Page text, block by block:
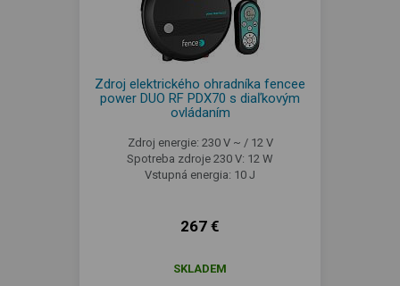
Zdroj elektrického ohradníka fencee
power DUO RF PDX70 s diaľkovým
ovládaním
Zdroj energie: 230 V ~ / 12 V
Spotreba zdroje 230 V: 12 W
Vstupná energia: 10 J
267 €
SKLADEM